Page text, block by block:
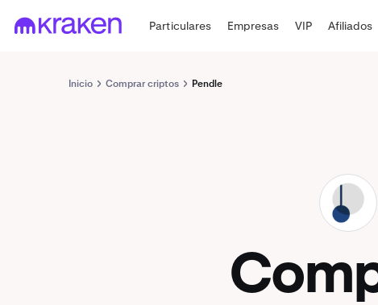
Particulares Empresas VIP Afiliados
Inicio Comprar criptos Pendle